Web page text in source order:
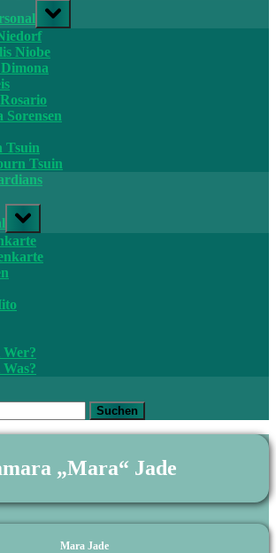
Toggle
sub-
menu
Niobe
Sorensen
Tsuin
Tsuin
Toggle
sub-
menu
Wer?
„Mara“ Jade
Mara Jade